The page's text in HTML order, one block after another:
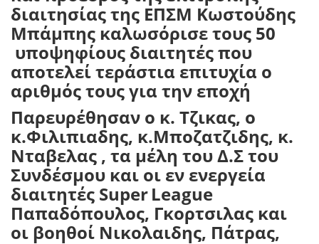
διαιτησίας της ΕΠΣΜ Κωστούδης
Μπάμπης καλωσόρισε τους 50
υποψηφίους διαιτητές που
αποτελεί τεράστια επιτυχία ο
αριθμός τους για την εποχή
Παρευρέθησαν ο κ. Τζικας, ο
κ.Φιλιπιαδης, κ.Μποζατζιδης, κ.
Νταβελας , τα μέλη του Δ.Σ του
Συνδέσμου και οι εν ενεργεία
διαιτητές SuperLeague
Παπαδόπουλος, Γκορτσιλας και
οι βοηθοί Νικολαιδης, Πάτρας,